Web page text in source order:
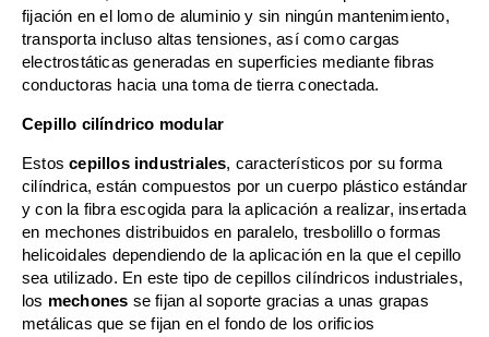
fijación en el lomo de aluminio y sin ningún mantenimiento,
transporta incluso altas tensiones, así como cargas
electrostáticas generadas en superficies mediante fibras
conductoras hacia una toma de tierra conectada.
Cepillo cilíndrico modular
Estoscepillos industriales, característicos por su forma
cilíndrica, están compuestos por un cuerpo plástico estándar
y con la fibra escogida para la aplicación a realizar, insertada
en mechones distribuidos en paralelo, tresbolillo o formas
helicoidales dependiendo de la aplicación en la que el cepillo
sea utilizado. En este tipo de cepillos cilíndricos industriales,
los mechones se fijan al soporte gracias a unas grapas
metálicas que se fijan en el fondo de los orificios